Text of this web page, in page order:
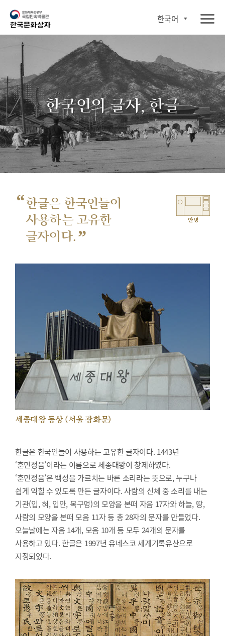
한국어
한국인의 글자, 한글
“한글은 한국인들이
사용하는 고유한
글자이다. ”
안녕
세종대왕 동상 (서울 광화문)
한글은 한국인들이 사용하는 고유한 글자이다. 1443년
‘훈민정음’이라는 이름으로 세종대왕이 창제하였다.
‘훈민정음’은 백성을 가르치는 바른 소리라는 뜻으로, 누구나
쉽게 익힐 수 있도록 만든 글자이다. 사람의 신체 중 소리를 내는
기관(입, 혀, 입안, 목구멍)의 모양을 본떠 자음 17자와 하늘, 땅,
사람의 모양을 본떠 모음 11자 등 총 28자의 문자를 만들었다.
오늘날에는 자음 14개, 모음 10개 등 모두 24개의 문자를
사용하고 있다. 한글은 1997년 유네스코 세계기록유산으로
지정되었다.